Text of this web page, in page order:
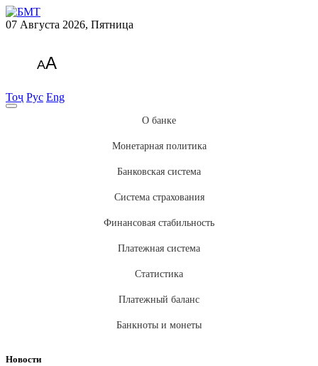
07 Августа 2026, Пятница
AA
Тоҷ Рус Eng
О банке
Монетарная политика
Банковская система
Система страхования
Финансовая стабильность
Платежная система
Статистика
Платежный баланс
Банкноты и монеты
Новости